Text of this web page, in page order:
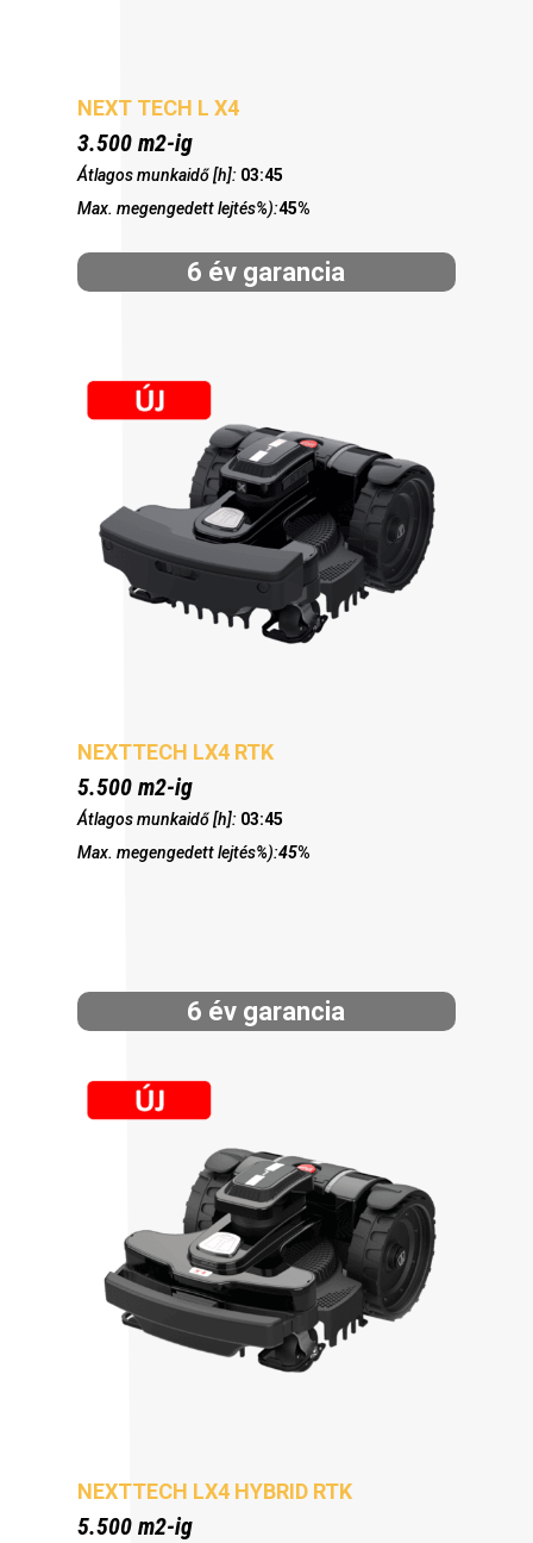
NEXT TECH L X4
3.500 m2-ig
Átlagos munkaidő [h]: 03:45
Max. megengedett lejtés%):45%
6 év garancia
NEXTTECH LX4 RTK
5.500 m2-ig
Átlagos munkaidő [h]: 03:45
Max. megengedett lejtés%):45%
6 év garancia
NEXTTECH LX4 HYBRID RTK
5.500 m2-ig